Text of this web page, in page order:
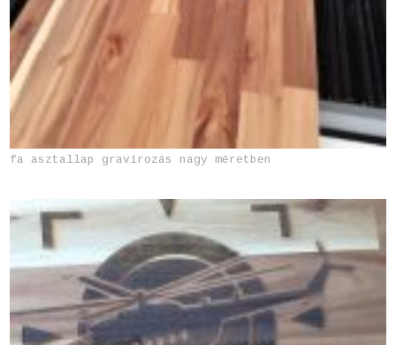
fa asztallap gravírozás nagy méretben